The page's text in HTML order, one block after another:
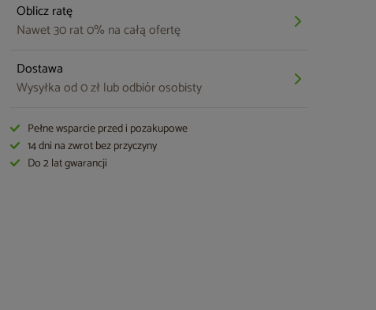
Oblicz ratę
Nawet 30 rat 0% na całą ofertę
Dostawa
Wysyłka od 0 zł lub odbiór osobisty
Pełne wsparcie przed i pozakupowe
14 dni na zwrot bez przyczyny
Do 2 lat gwarancji